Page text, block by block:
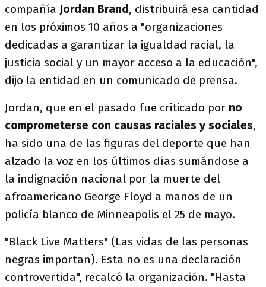
compañía Jordan Brand, distribuirá esa cantidad
en los próximos 10 años a "organizaciones
dedicadas a garantizar la igualdad racial, la
justicia social y un mayor acceso a la educación",
dijo la entidad en un comunicado de prensa.
Jordan, que en el pasado fue criticado por no
comprometerse con causas raciales y sociales,
ha sido una de las figuras del deporte que han
alzado la voz en los últimos días sumándose a
la indignación nacional por la muerte del
afroamericano George Floyd a manos de un
policía blanco de Minneapolis el 25 de mayo.
"Black Live Matters" (Las vidas de las personas
negras importan). Esta no es una declaración
controvertida", recalcó la organización. "Hasta